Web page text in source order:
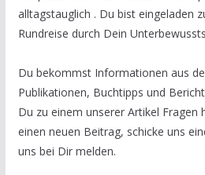
alltagstauglich . Du bist eingeladen
Rundreise durch Dein
Du bekommst Informationen aus
Publikationen, Buchtipps und
Du zu einem unserer Artikel Fragen
einen neuen Beitrag, schicke uns
uns bei Dir melden.